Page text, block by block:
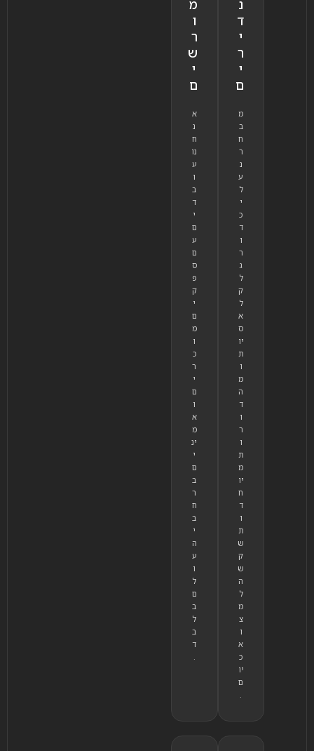
נ
ד
י
ר
י
ם
מ
ב
ח
ר
נ
ע
ל
י
כ
ד
ו
ר
ג
ל
ק
ל
א
ס
יו
ת
ו
מ
ה
ד
ו
ר
ו
ת
מ
יו
ח
ד
ו
ת
ש
ק
ש
ה
ל
מ
צ
ו
א
כ
יו
ם
.
מ
ו
ר
ש
י
ם
א
נ
ח
נו
ע
ו
ב
ד
י
ם
ע
ם
ס
פ
ק
י
ם
מ
ו
כ
ר
י
ם
ו
א
מ
ינ
י
ם
ב
ר
ח
ב
י
ה
ע
ו
ל
ם
ב
ל
ב
ד
.